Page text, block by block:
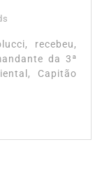
recebeu,
da 3ª
Capitão